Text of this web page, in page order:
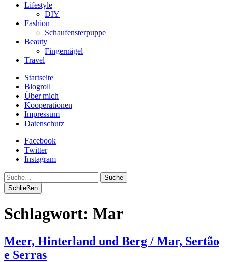
Lifestyle
DIY
Fashion
Schaufensterpuppe
Beauty
Fingernägel
Travel
Startseite
Blogroll
Über mich
Kooperationen
Impressum
Datenschutz
Facebook
Twitter
Instagram
Suche
Schließen
Schlagwort: Mar
Meer, Hinterland und Berg / Mar, Sertão
e Serras